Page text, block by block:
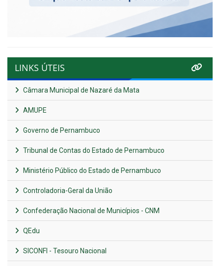
LINKS ÚTEIS
Câmara Municipal de Nazaré da Mata
AMUPE
Governo de Pernambuco
Tribunal de Contas do Estado de Pernambuco
Ministério Público do Estado de Pernambuco
Controladoria-Geral da União
Confederação Nacional de Municípios - CNM
QEdu
SICONFI - Tesouro Nacional